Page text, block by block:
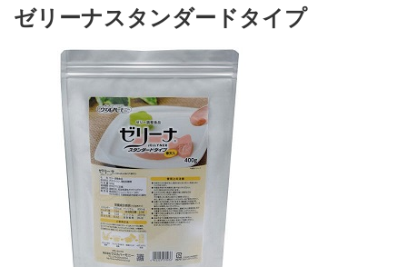
施設・料金
アクセス
ゼリーナスタンダードタイプ